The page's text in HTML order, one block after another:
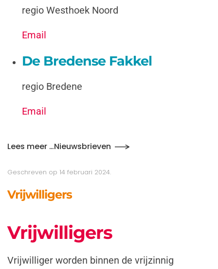
regio Westhoek Noord
Email
De Bredense Fakkel
regio Bredene
Email
Lees meer …Nieuwsbrieven
Geschreven op 14 februari 2024.
Vrijwilligers
Vrijwilligers
Vrijwilliger worden binnen de vrijzinnig